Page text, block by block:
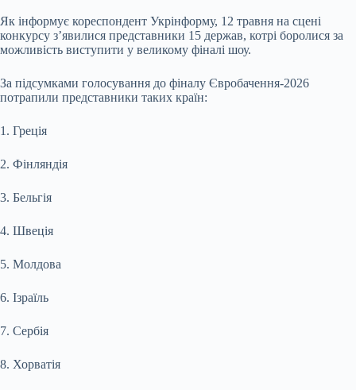
Як інформує кореспондент Укрінформу, 12 травня на сцені
конкурсу з’явилися представники 15 держав, котрі боролися за
можливість виступити у великому фіналі шоу.
За підсумками голосування до фіналу Євробачення-2026
потрапили представники таких країн:
1. Греція
2. Фінляндія
3. Бельгія
4. Швеція
5. Молдова
6. Ізраїль
7. Сербія
8. Хорватія